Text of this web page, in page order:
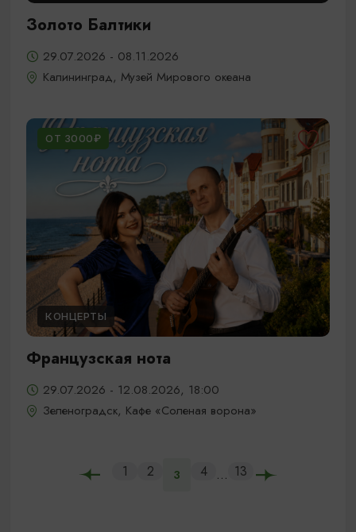
Золото Балтики
29.07.2026 - 08.11.2026
Калининград, Музей Мирового океана
ОТ 3000₽
КОНЦЕРТЫ
Французская нота
29.07.2026 - 12.08.2026, 18:00
Зеленоградск, Кафе «Соленая ворона»
1 2 3 4 ... 13